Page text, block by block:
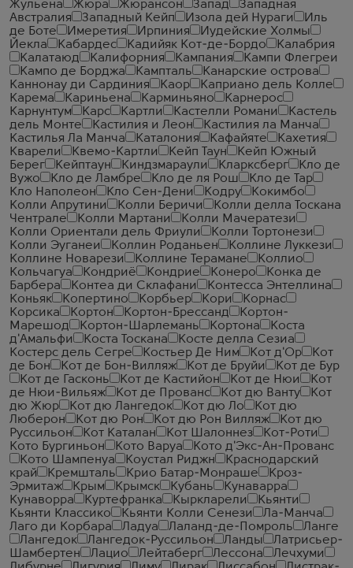
Жульена
Жюра Жюрансон Запад
Западная
Австралия
Западный Кейп Изола дей Нураги
Иль
де Боте
Имеретия Ирпиния
Иудейские Холмы
Йекла
Кабардес Кадийяк Кот-де-Бордо
Калабрия
Калатаюд
Калифорния Кампания
Кампи Флегреи
Кампо де Борджа
Кампталь
Канарские острова
Каннонау ди Сардиния
Каор
Каприано дель Колле
Карема
Кариньена Карминьяно
Карнерос
Карнунтум
Карс Картли Кастелли Романи
Кастель
дель Монте
Кастилия и Леон
Кастилия ла Манча
Кастилья Ла Манча
Каталония Кафайяте
Кахетия
Кварели
Квемо-Картли Кейп Таун
Кейп Южный
Берег
Кейптаун Киндзмараули Кларксберг
Кло де
Вужо
Кло де Ламбре Кло де ля Рош
Кло де Тар
Кло Наполеон
Кло Сен-Дени Кодру
Кокимбо
Колли Апрутини
Колли Беричи
Колли делла Тоскана
Чентрале
Колли Мартани
Колли Мачератези
Колли Ориентали дель Фриули
Колли Тортонези
Колли Эуганеи
Коллин Роданьен
Коллине Луккези
Коллине Новарези
Коллине Терамане
Коллио
Кольчагуа
Кондриё Кондрие Конеро
Конка де
Барбера
Контеа ди Склафани
Контесса Энтеллина
Коньяк
Копертино Корбьер Кори
Корнас
Корсика
Кортон Кортон-Брессанд
Кортон-
Марешод
Кортон-Шарлемань Кортона
Коста
д'Амальфи
Коста Тоскана
Косте делла Сезиа
Костерс дель Сегре
Костьер Де Ним Кот д'Ор
Кот
де Бон
Кот де Бон-Вилляж Кот де Бруйи
Кот де Бур
Кот де Гасконь
Кот де Кастийон Кот де Нюи
Кот
де Нюи-Вильяж
Кот де Прованс Кот дю Ванту
Кот
дю Жюр
Кот дю Лангедок Кот дю Ло
Кот дю
Люберон
Кот дю Рон Кот дю Рон Вилляж
Кот дю
Руссильон
Кот Каталан Кот Шалоннез
Кот-Роти
Кото Бургиньон
Кото Варуа
Кото д'Экс-Ан-Прованс
Кото Шампенуа
Коустал Риджн
Краснодарский
край
Кремшталь Крио Батар-Монраше
Кроз-
Эрмитаж
Крым Крымск Кубань
Кунаварра
Кунаворра
Куртефранка Кыркларели
Кьянти
Кьянти Классико
Кьянти Колли Сенези
Ла-Манча
Лаго ди Корбара
Ладуа Лаланд-де-Помроль
Ланге
Лангедок
Лангедок-Руссильон Ланды
Латрисьер-
Шамбертен
Лацио Лейтаберг Лессона
Лечхуми